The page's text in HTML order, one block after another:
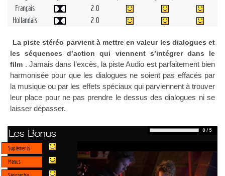
Français
2.0
Hollandais
2.0
La piste stéréo parvient à mettre en valeur les dialogues et
les séquences d’action qui viennent s’intégrer dans le
film . Jamais dans l’excès, la piste Audio est parfaitement bien
harmonisée pour que les dialogues ne soient pas effacés par
la musique ou par les effets spéciaux qui parviennent à trouver
leur place pour ne pas prendre le dessus des dialogues ni se
laisser dépasser.
Les Bonus
Supléments
Menus